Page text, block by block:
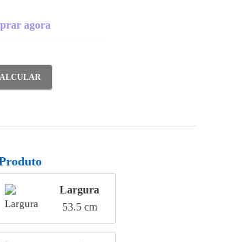
agora
Largura
53.5 cm